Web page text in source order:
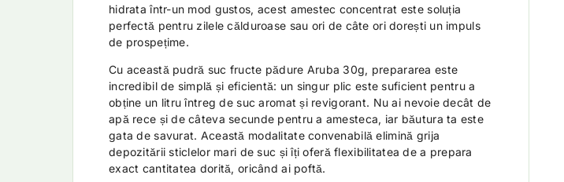
hidrata într-un mod gustos, acest amestec concentrat este soluția
perfectă pentru zilele călduroase sau ori de câte ori dorești un impuls
de prospețime.
Cu această pudră suc fructe pădure Aruba 30g, prepararea este
incredibil de simplă și eficientă: un singur plic este suficient pentru a
obține un litru întreg de suc aromat și revigorant. Nu ai nevoie decât de
apă rece și de câteva secunde pentru a amesteca, iar băutura ta este
gata de savurat. Această modalitate convenabilă elimină grija
depozitării sticlelor mari de suc și îți oferă flexibilitatea de a prepara
exact cantitatea dorită, oricând ai poftă.